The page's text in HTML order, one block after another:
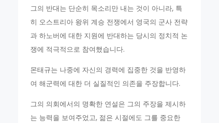
그의 반대는 단순히 목소리만 내는 것이 아니라, 특
히 오스트리아 왕위 계승 전쟁에서 영국의 군사 전략
과 하노버에 대한 지원에 반대하는 당시의 정치적 논
쟁에 적극적으로 참여했습니다.
몬태규는 나중에 자신의 경력에 집중한 것을 반영하
여 해군력에 대한 더 실질적인 의존을 주장합니다.
그의 의회에서의 명확한 연설은 그의 주장을 제시하
는 능력을 보여주었고, 젊은 시절에도 그를 중요한